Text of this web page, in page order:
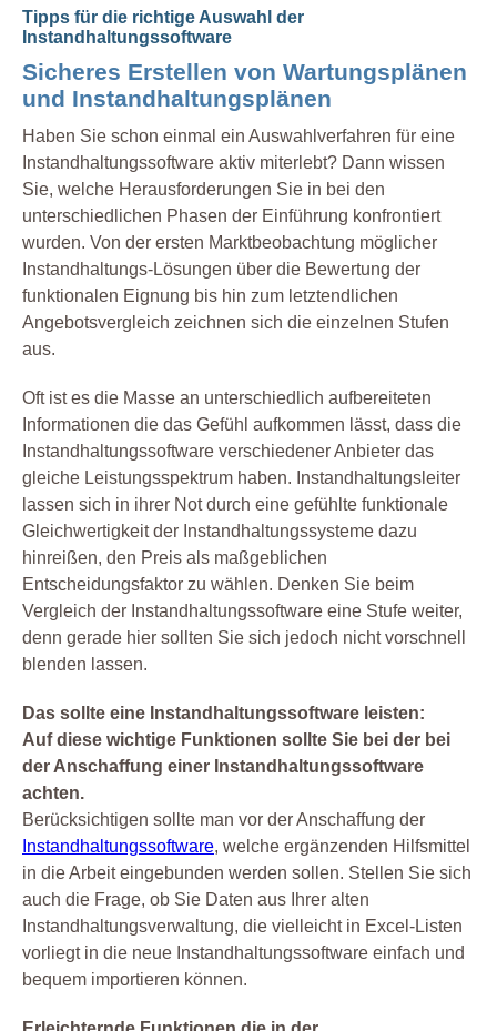
Tipps für die richtige Auswahl der
Instandhaltungssoftware
Sicheres Erstellen von Wartungsplänen
und Instandhaltungsplänen
Haben Sie schon einmal ein Auswahlverfahren für eine
Instandhaltungssoftware aktiv miterlebt? Dann wissen
Sie, welche Herausforderungen Sie in bei den
unterschiedlichen Phasen der Einführung konfrontiert
wurden. Von der ersten Marktbeobachtung möglicher
Instandhaltungs-Lösungen über die Bewertung der
funktionalen Eignung bis hin zum letztendlichen
Angebotsvergleich zeichnen sich die einzelnen Stufen
aus.
Oft ist es die Masse an unterschiedlich aufbereiteten
Informationen die das Gefühl aufkommen lässt, dass die
Instandhaltungssoftware verschiedener Anbieter das
gleiche Leistungsspektrum haben. Instandhaltungsleiter
lassen sich in ihrer Not durch eine gefühlte funktionale
Gleichwertigkeit der Instandhaltungssysteme dazu
hinreißen, den Preis als maßgeblichen
Entscheidungsfaktor zu wählen. Denken Sie beim
Vergleich der Instandhaltungssoftware eine Stufe weiter,
denn gerade hier sollten Sie sich jedoch nicht vorschnell
blenden lassen.
Das sollte eine Instandhaltungssoftware leisten:
Auf diese wichtige Funktionen sollte Sie bei der bei
der Anschaffung einer Instandhaltungssoftware
achten.
Berücksichtigen sollte man vor der Anschaffung der
Instandhaltungssoftware, welche ergänzenden Hilfsmittel
in die Arbeit eingebunden werden sollen. Stellen Sie sich
auch die Frage, ob Sie Daten aus Ihrer alten
Instandhaltungsverwaltung, die vielleicht in Excel-Listen
vorliegt in die neue Instandhaltungssoftware einfach und
bequem importieren können.